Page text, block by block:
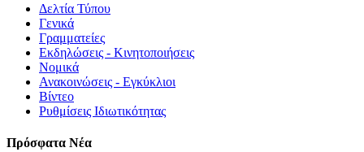
Δελτία Τύπου
Γενικά
Γραμματείες
Εκδηλώσεις - Κινητοποιήσεις
Νομικά
Ανακοινώσεις - Εγκύκλιοι
Βίντεο
Ρυθμίσεις Ιδιωτικότητας
Πρόσφατα Νέα